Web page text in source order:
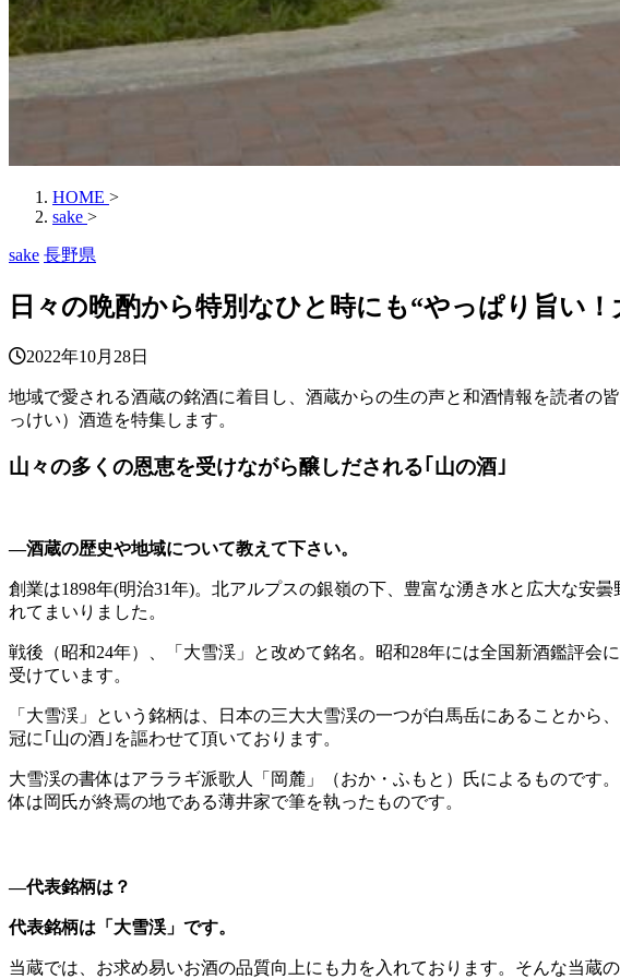
HOME >
sake >
sake 長野県
日々の晩酌から特別なひと時にも“やっぱり旨い
2022年10月28日
地域で愛される酒蔵の銘酒に着目し、酒蔵からの生の声と和酒情報を読者の
っけい）酒造を特集します。
山々の多くの恩恵を受けながら醸しだされる｢山の酒｣
―酒蔵の歴史や地域について教えて下さい。
創業は1898年(明治31年)。北アルプスの銀嶺の下、豊富な湧き水と広大な安
れてまいりました。
戦後（昭和24年）、「大雪渓」と改めて銘名。昭和28年には全国新酒鑑評
受けています。
「大雪渓」という銘柄は、日本の三大大雪渓の一つが白馬岳にあることか
冠に｢山の酒｣を謳わせて頂いております。
大雪渓の書体はアララギ派歌人「岡麓」（おか・ふもと）氏によるもので
体は岡氏が終焉の地である薄井家で筆を執ったものです。
―代表銘柄は？
代表銘柄は「大雪渓」です。
当蔵では、お求め易いお酒の品質向上にも力を入れております。そんな当